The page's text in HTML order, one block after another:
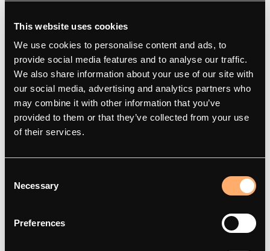
This website uses cookies
We use cookies to personalise content and ads, to
provide social media features and to analyse our traffic.
We also share information about your use of our site with
our social media, advertising and analytics partners who
may combine it with other information that you’ve
provided to them or that they’ve collected from your use
of their services.
Selection
Necessary
Preferences
Amina
Kontakt
Smart laddning
Integrationspartners
Produkter
amina C